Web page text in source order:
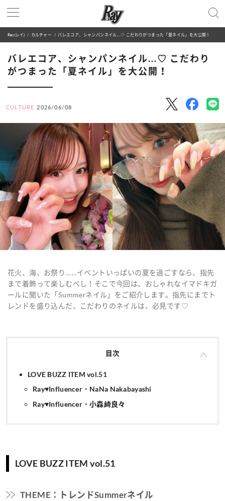
Ray(レイ) カルチャー バレエコア、シャンパンネイル...♡ こだわりがつまった「夏ネイル」を大公開！
バレエコア、シャンパンネイル...♡ こだわり
がつまった「夏ネイル」を大公開！
CULTURE 2026/06/08
花火、海、お祭り……イベントいっぱいの夏を過ごすなら、指先
まで着飾って楽しむべし！そこで今回は、おしゃれなイマドキガ
ールに聞いた「Summerネイル」をご紹介します。指先にまでト
レンドを盛り込んだ、こだわりのネイルは、必見です♡
目次
LOVE BUZZ ITEM vol.51
Ray♥Influencer・NaNa Nakabayashi
Ray♥Influencer・小森綺良々
LOVE BUZZ ITEM vol.51
THEME：トレンドSummerネイル